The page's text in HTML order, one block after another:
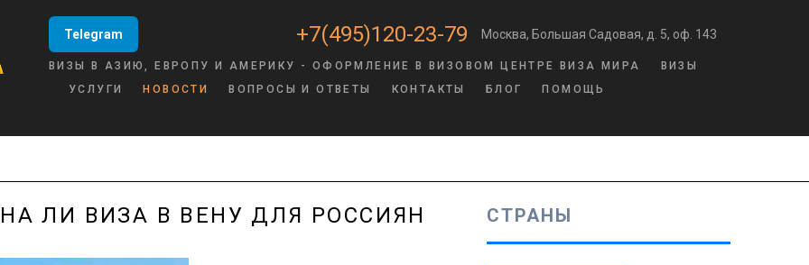
Москва, Большая Садовая, д. 5, оф. 143
+7(495)120-23-79
Telegram
ВИЗЫ В АЗИЮ, ЕВРОПУ И АМЕРИКУ - ОФОРМЛЕНИЕ В ВИЗОВОМ ЦЕНТРЕ ВИЗА МИРА
ВИЗЫ
УСЛУГИ
НОВОСТИ ВОПРОСЫ И ОТВЕТЫ КОНТАКТЫ БЛОГ ПОМОЩЬ
ЛИ ВИЗА В ВЕНУ ДЛЯ РОССИЯН СТРАНЫ